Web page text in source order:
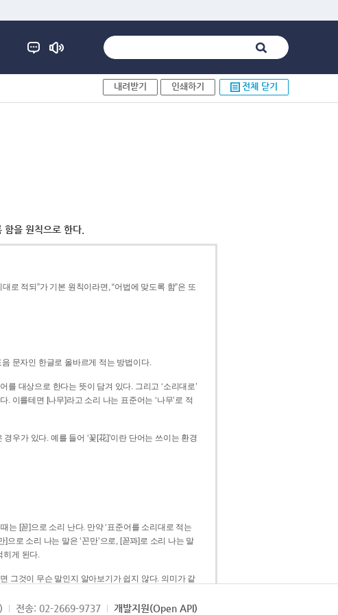
내려받기 인쇄하기 전체 닫기
을 원칙으로 한다.
로 적되”가 기본 원칙이라면, “어법에 맞도록 함”은 또
문자인 한글로 올바르게 적는 방법이다.
를 대상으로 한다는 뜻이 담겨 있다. 그리고 ‘소리대로’
적
우가 있다. 예를 들어 ‘꽃[花]’이란 단어는 쓰이는 환경
때는 [꼳]으로 소리 난다. 만약 ‘표준어를 소리대로 적는
히게 된다.
그것이 무슨 말인지 알아보기가 쉽지 않다. 의미가 같
전송: 02-2669-9737 개발지원(Open API)